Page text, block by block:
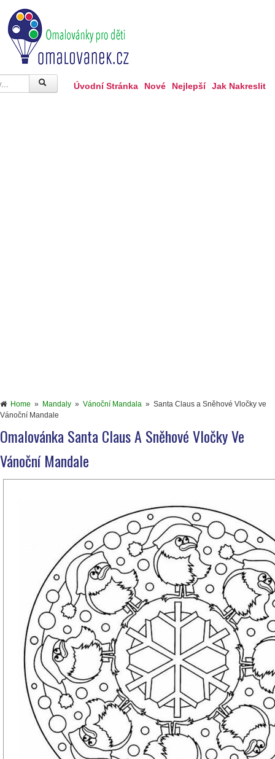
Úvodní Stránka Nové Nejlepší Jak Nakreslit
Home » Mandaly » Vánoční Mandala » Santa Claus a Sněhové Vločky ve
Vánoční Mandale
Omalovánka Santa Claus A Sněhové Vločky Ve
Vánoční Mandale